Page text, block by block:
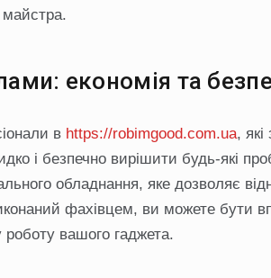
майстра.
економія та
в https://robimgood.com.ua,
і безпечно вирішити будь-які
обладнання, яке дозволяє
фахівцем, ви можете бути
вашого гаджета.